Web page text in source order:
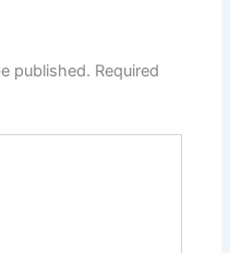
published. Required